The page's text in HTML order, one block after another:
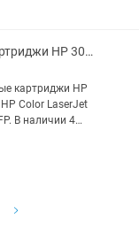
✔
Оригинальные картриджи HP 304A (CC530A/531A/532A/533A)
картриджи HP
Color LaserJet
В наличии 4
Magenta